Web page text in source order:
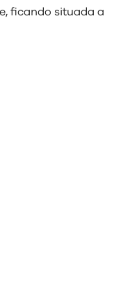
ficando situada a